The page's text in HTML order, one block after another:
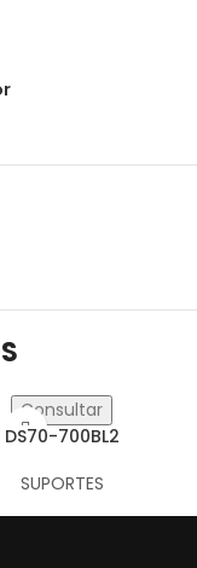
Consultar
DS70-700BL2
SUPORTES